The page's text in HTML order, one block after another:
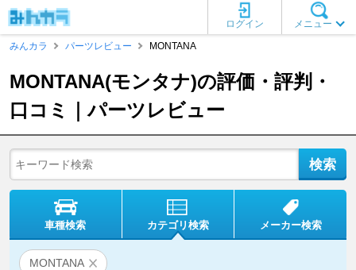
メニュー
ログイン
みんカラ
パーツレビュー MONTANA
MONTANA(モンタナ)の評価・評判・
口コミ｜パーツレビュー
車種検索 カテゴリ検索 メーカー検索
MONTANA